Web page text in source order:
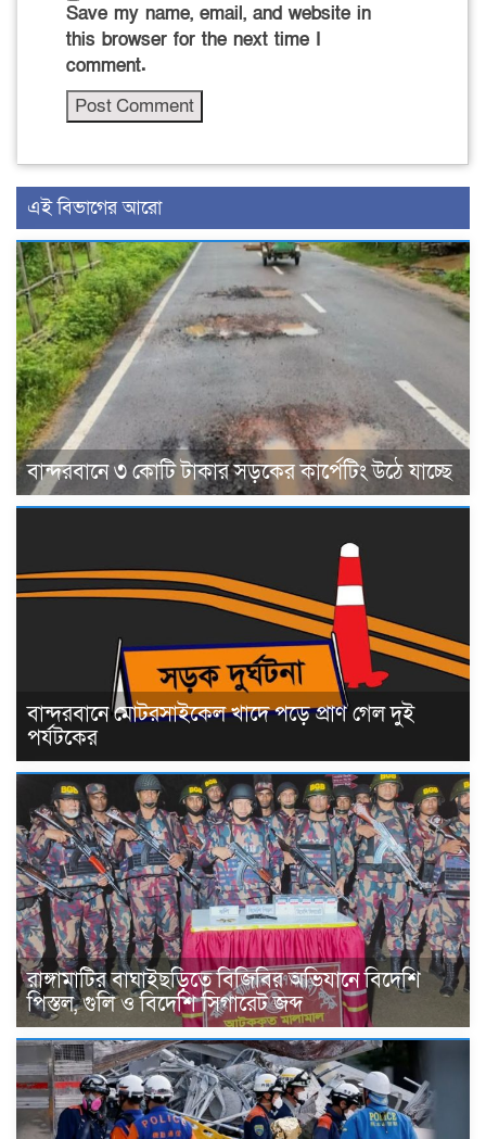
Save my name, email, and website in
this browser for the next time I
comment.
এই বিভাগের আরো
বান্দরবানে ৩ কোটি টাকার সড়কের কার্পেটিং উঠে যাচ্ছে
বান্দরবানে মোটরসাইকেল খাদে পড়ে প্রাণ গেল দুই
পর্যটকের
রাঙ্গামাটির বাঘাইছড়িতে বিজিবির অভিযানে বিদেশি
পিস্তল, গুলি ও বিদেশি সিগারেট জব্দ